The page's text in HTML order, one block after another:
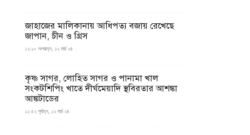
জাহাজের মালিকানায় আধিপত্য বজায় রেখেছে
জাপান, চীন ও গ্রিস
১২:১০ অপরাহ্ন, ১২ মার্চ ২৪
কৃষ্ণ সাগর, লোহিত সাগর ও পানামা খাল
সংকটশিপিং খাতে দীর্ঘমেয়াদি স্থবিরতার আশঙ্কা
আঙ্কটাডের
১১:৫২ পূর্বাহ্ন, ১২ মার্চ ২৪